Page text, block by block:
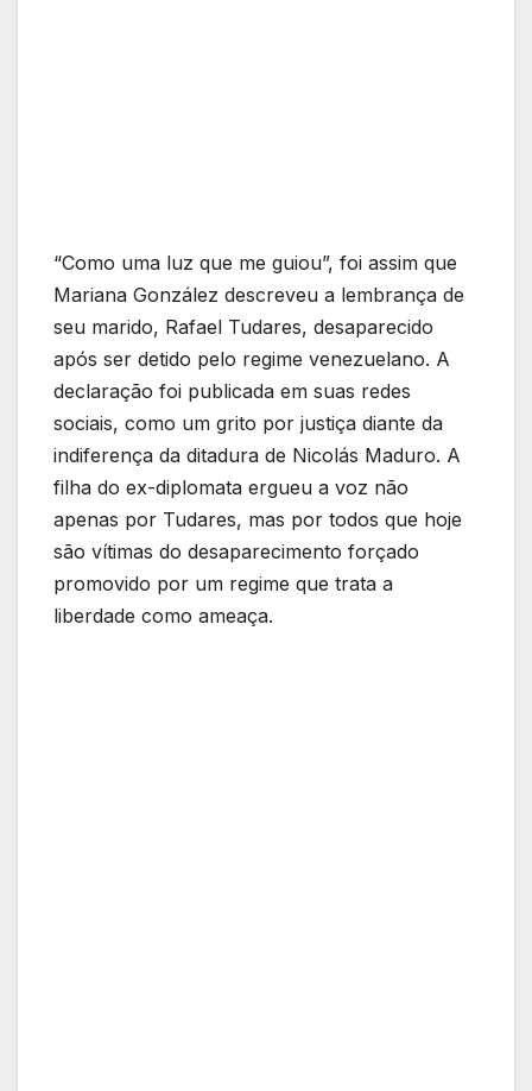
“Como uma luz que me guiou”, foi assim que
Mariana González descreveu a lembrança de
seu marido, Rafael Tudares, desaparecido
após ser detido pelo regime venezuelano. A
declaração foi publicada em suas redes
sociais, como um grito por justiça diante da
indiferença da ditadura de Nicolás Maduro. A
filha do ex-diplomata ergueu a voz não
apenas por Tudares, mas por todos que hoje
são vítimas do desaparecimento forçado
promovido por um regime que trata a
liberdade como ameaça.